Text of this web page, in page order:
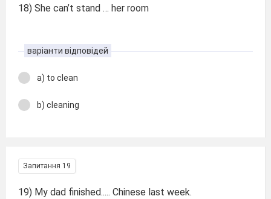
18) She can’t stand … her room
варіанти відповідей
a) to clean
b) cleaning
Запитання 19
19) My dad finished..... Chinese last week.